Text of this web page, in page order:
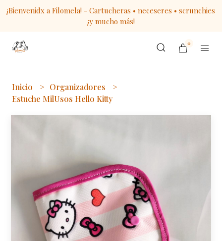
¡Bienvenidx a Filomela! - Cartucheras • neceseres • scrunchies
¡y mucho más!
0
Inicio
Organizadores
Estuche MilUsos Hello Kitty